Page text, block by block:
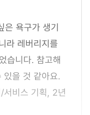
욕구가 생기
라 레버리지를
습니다. 참고해
있을 것 같아요.
서비스 기획, 2년